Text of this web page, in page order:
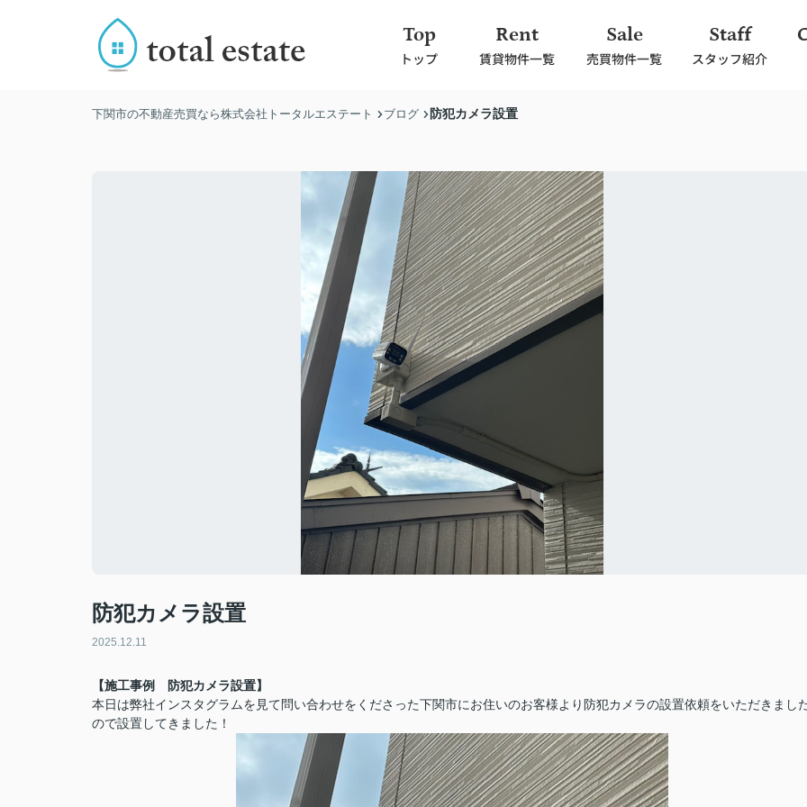
Top
トップ
Rent
賃貸物件一覧
Sale
売買物件一覧
Staff
スタッフ紹介
下関市の不動産売買なら株式会社トータルエステート ブログ 防犯カメラ設置
防犯カメラ設置
2025.12.11
【施工事例 防犯カメラ設置】
本日は弊社インスタグラムを見て問い合わせをくださった下関市にお住いのお客様より防犯カメラの設置依頼をいただきまし
ので設置してきました！